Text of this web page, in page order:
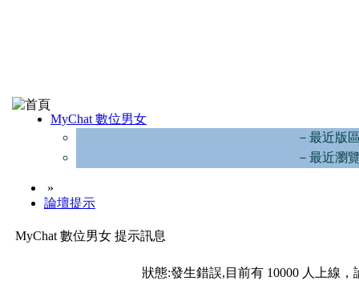
MyChat 數位男女
－最近版
－最近瀏
»
論壇提示
MyChat 數位男女 提示訊息
狀態:發生錯誤,目前有 10000 人上線